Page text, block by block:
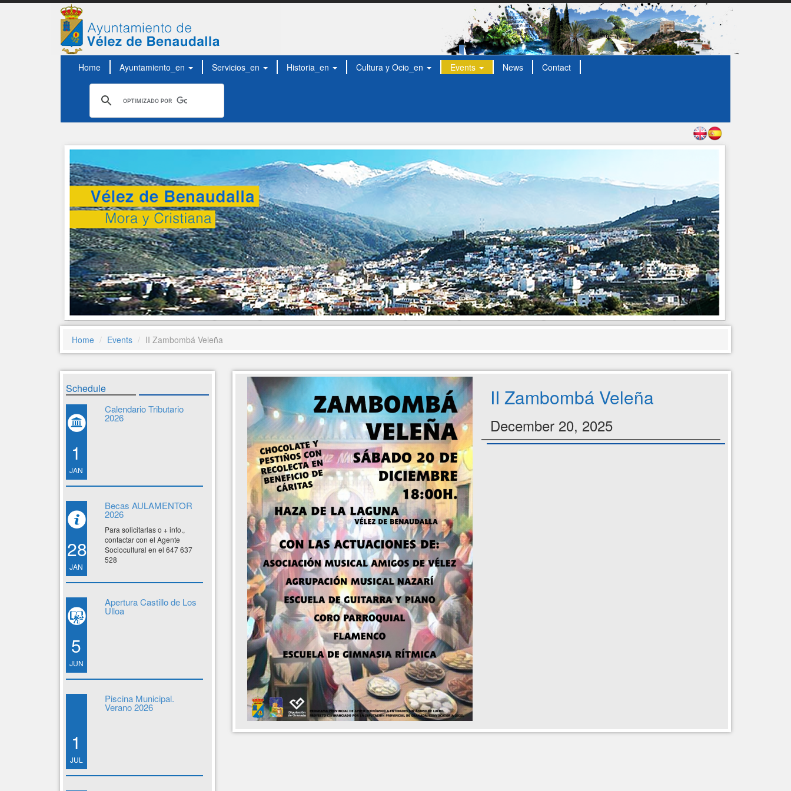
Home Ayuntamiento_en Servicios_en Historia_en Cultura y Ocio_en Events News Contact
Home Events II Zambombá Veleña
Schedule
1
JAN
Calendario Tributario
2026
28
JAN
Becas AULAMENTOR
2026
Para solicitarlas o + info.,
contactar con el Agente
Sociocultural en el 647 637
528
5
JUN
Apertura Castillo de Los
Ulloa
1
JUL
Piscina Municipal.
Verano 2026
II Zambombá Veleña
December 20, 2025